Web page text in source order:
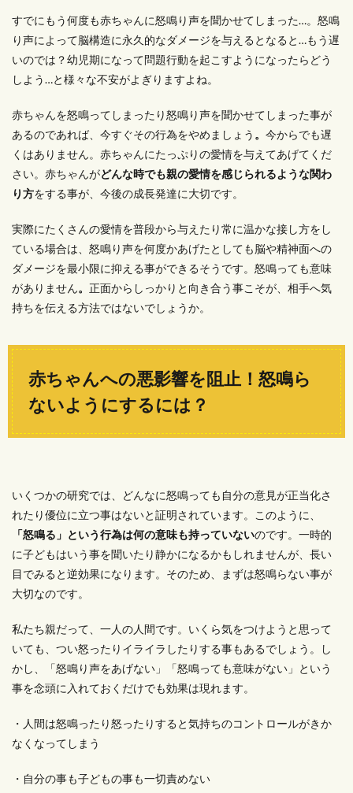
すでにもう何度も赤ちゃんに怒鳴り声を聞かせてしまった…。怒鳴
り声によって脳構造に永久的なダメージを与えるとなると…もう遅
いのでは？幼児期になって問題行動を起こすようになったらどう
しよう…と様々な不安がよぎりますよね。
赤ちゃんを怒鳴ってしまったり怒鳴り声を聞かせてしまった事が
あるのであれば、 今すぐその行為をやめましょう 。 今からでも遅
くはありません。赤ちゃんにたっぷりの愛情を与えてあげてくだ
さい。赤ちゃんがどんな時でも親の愛情を感じられるような関わ
り方をする事が、今後の成長発達に大切です。
実際にたくさんの愛情を普段から与えたり常に温かな接し方をし
ている場合は、怒鳴り声を何度かあげたとしても脳や精神面への
ダメージを最小限に抑える事ができるそうです。 怒鳴っても意味
がありません。 正面からしっかりと向き合う事こそが、相手へ気
持ちを伝える方法ではないでしょうか。
赤ちゃんへの悪影響を阻止！怒鳴ら
ないようにするには？
いくつかの研究では、どんなに怒鳴っても自分の意見が正当化さ
れたり優位に立つ事はないと証明されています。このように、
「怒鳴る」という行為は何の意味も持っていないのです。一時的
に子どもはいう事を聞いたり静かになるかもしれませんが、長い
目でみると逆効果になります。そのため、まずは怒鳴らない事が
大切なのです。
私たち親だって、一人の人間です。いくら気をつけようと思って
いても、つい怒ったりイライラしたりする事もあるでしょう。し
かし、「怒鳴り声をあげない」「怒鳴っても意味がない」という
事を念頭に入れておくだけでも効果は現れます。
・人間は怒鳴ったり怒ったりすると気持ちのコントロールがきか
なくなってしまう
・自分の事も子どもの事も一切責めない